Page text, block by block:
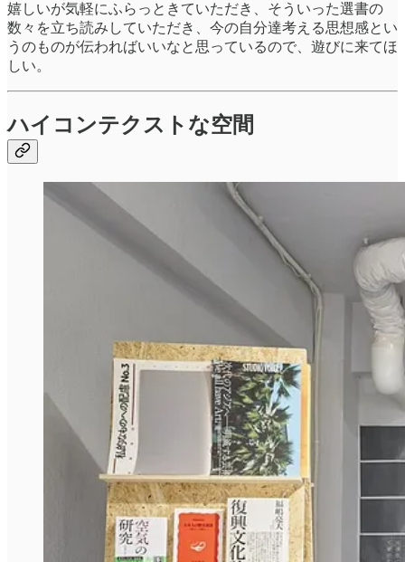
嬉しいが気軽にふらっときていただき、そういった選書の
数々を立ち読みしていただき、今の自分達考える思想感とい
うのものが伝わればいいなと思っているので、遊びに来てほ
しい。
ハイコンテクストな空間